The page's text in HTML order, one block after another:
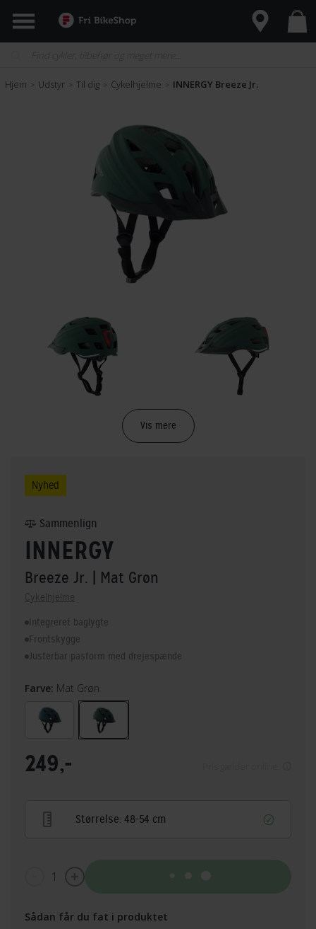
Hjem > Udstyr > Til dig > Cykelhjelme > INNERGY Breeze Jr.
Vis mere
Nyhed
INNERGY
Breeze Jr. | Mat Grøn
Cykelhjelme
Integreret baglygte
Frontskygge
Justerbar pasform med drejespænde
Sammenlign
Farve: Mat Grøn
249,-
Størrelse: 48-54 cm
1
Sådan får du fat i produktet